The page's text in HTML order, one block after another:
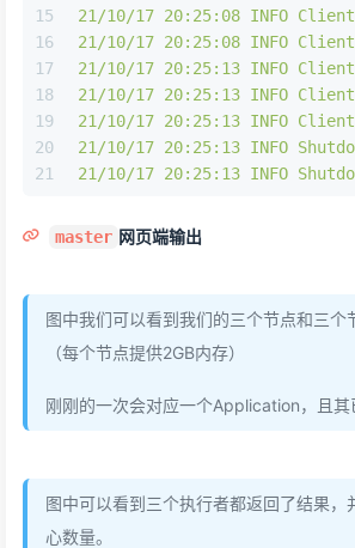
15
16
17
18
19
20
21
21/10/17 20:25:08 INFO
21/10/17 20:25:08 INFO
21/10/17 20:25:13 INFO
21/10/17 20:25:13 INFO
21/10/17 20:25:13 INFO
21/10/17 20:25:13 INFO
21/10/17 20:25:13 INFO
master 网页端输出
图中我们可以看到我们的三个节点和三个
（每个节点提供2GB内存）
刚刚的一次会对应一个Application，且其
图中可以看到三个执行者都返回了结果，
心数量。